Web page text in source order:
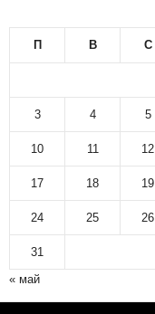
П В С
3 4 5
10 11 12
17 18 19
24 25 26
31
« май